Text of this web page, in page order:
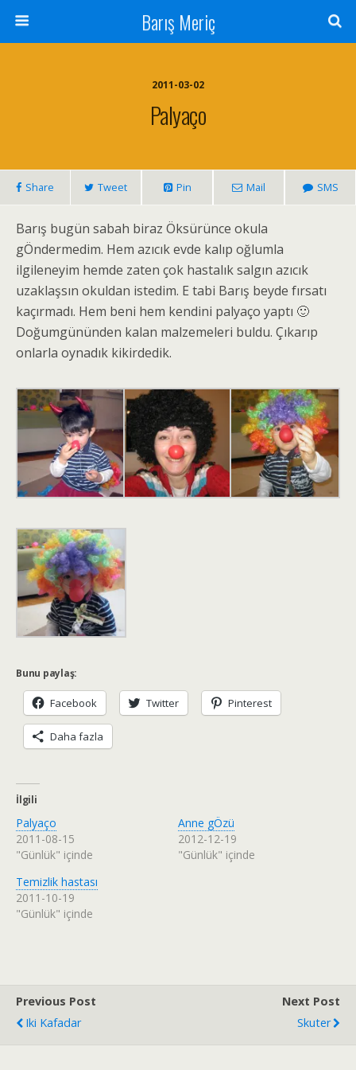
Barış Meriç
2011-03-02
Palyaço
Share Tweet Pin Mail SMS
Barış bugün sabah biraz Öksürünce okula
gÖndermedim. Hem azıcık evde kalıp oğlumla
ilgileneyim hemde zaten çok hastalık salgın azıcık
uzaklaşsın okuldan istedim. E tabi Barış beyde fırsatı
kaçırmadı. Hem beni hem kendini palyaço yaptı 🙂
Doğumgününden kalan malzemeleri buldu. Çıkarıp
onlarla oynadık kikirdedik.
Bunu paylaş:
Facebook Twitter Pinterest
Daha fazla
İlgili
Palyaço
2011-08-15
"Günlük" içinde
Anne gÖzü
2012-12-19
"Günlük" içinde
Temizlik hastası
2011-10-19
"Günlük" içinde
Previous Post
Iki Kafadar
Next Post
Skuter